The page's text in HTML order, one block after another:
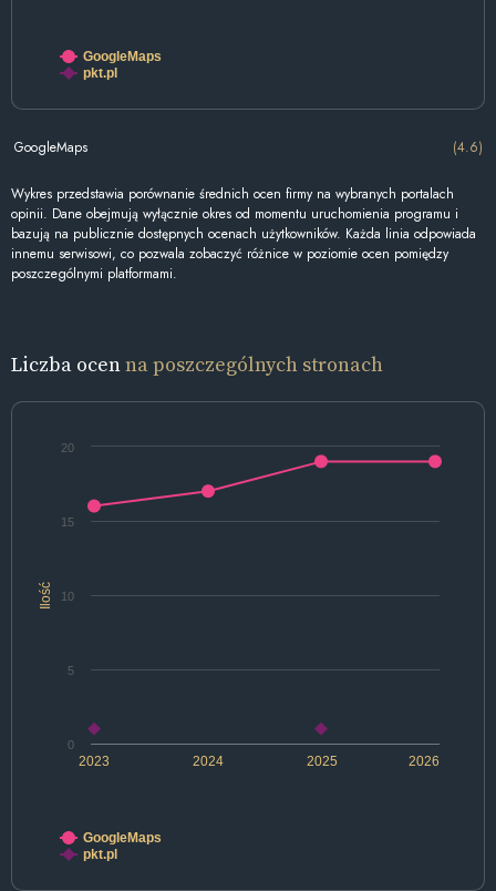
GoogleMaps
pkt.pl
GoogleMaps (4.6)
Wykres przedstawia porównanie średnich ocen firmy na wybranych portalach
opinii. Dane obejmują wyłącznie okres od momentu uruchomienia programu i
bazują na publicznie dostępnych ocenach użytkowników. Każda linia odpowiada
innemu serwisowi, co pozwala zobaczyć różnice w poziomie ocen pomiędzy
poszczególnymi platformami.
Liczba ocenna poszczególnych stronach
Ilość
2024 2026
2023 2025
0
5
10
15
20
GoogleMaps
pkt.pl